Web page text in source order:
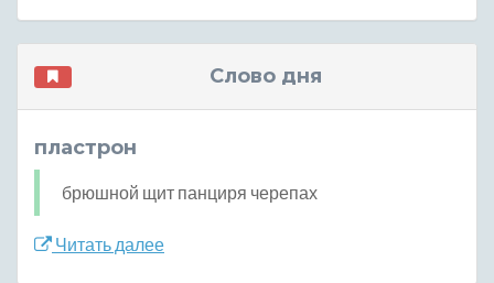
Слово дня
пластрон
брюшной щит панциря черепах
Читать далее